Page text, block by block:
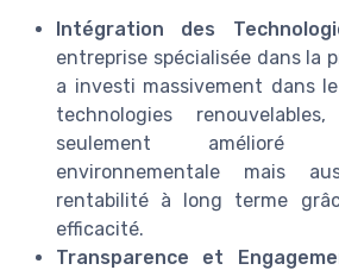
Intégration des
entreprise spécialisée dans la
a investi massivement dans
technologies
seulement amélioré
environnementale mais
rentabilité à long terme
efficacité.
Transparence et